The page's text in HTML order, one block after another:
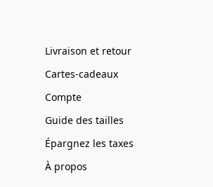
Livraison et retour
Cartes-cadeaux
Compte
Guide des tailles
Épargnez les taxes
À propos